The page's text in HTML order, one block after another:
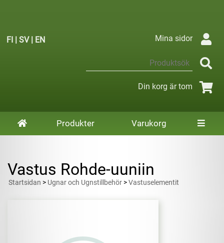
FI | SV| EN Mina sidor
Din korg är tom
Produkter Varukorg
Vastus Rohde-uuniin
Startsidan > Ugnar och Ugnstillbehör >Vastuselementit